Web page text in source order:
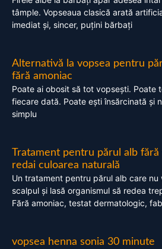
tâmple. Vopseaua clasică arată
imediat și, sincer, puțini bărbați
Alternativă la vopsea pentru
fără amoniac
Poate ai obosit să tot vopsești. Poate
fiecare dată. Poate ești însărcinată și
simplu
Tratament pentru părul alb
redai culoarea naturală
Un tratament pentru părul alb care nu
scalpul și lasă organismul să redea
Fără amoniac, testat dermatologic,
vopsea henna sonia 30 minute